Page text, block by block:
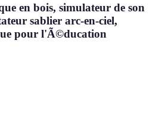
en bois, simulateur de son
sablier arc-en-ciel,
pour l'Ã©ducation